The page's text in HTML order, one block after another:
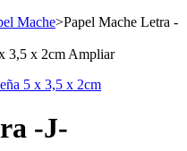
Mache>Papel Mache Letra -
Ampliar
-J-